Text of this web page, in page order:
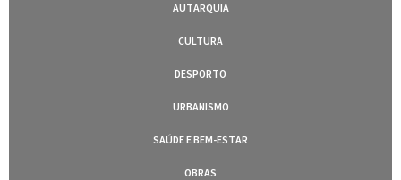
AUTARQUIA
CULTURA
DESPORTO
URBANISMO
SAÚDE E BEM-ESTAR
OBRAS